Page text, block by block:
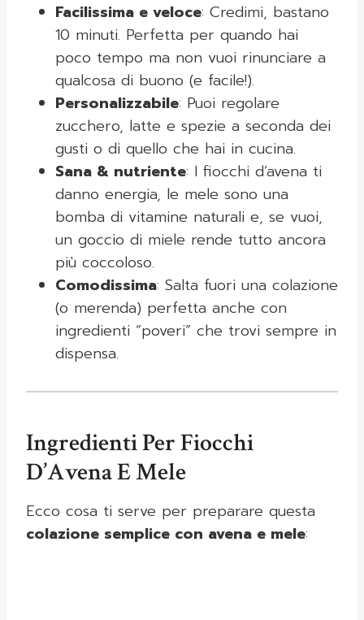
Facilissima e veloce: Credimi, bastano
10 minuti. Perfetta per quando hai
poco tempo ma non vuoi rinunciare a
qualcosa di buono (e facile!).
Personalizzabile: Puoi regolare
zucchero, latte e spezie a seconda dei
gusti o di quello che hai in cucina.
Sana & nutriente: I fiocchi d’avena ti
danno energia, le mele sono una
bomba di vitamine naturali e, se vuoi,
un goccio di miele rende tutto ancora
più coccoloso.
Comodissima: Salta fuori una colazione
(o merenda) perfetta anche con
ingredienti “poveri” che trovi sempre in
dispensa.
Ingredienti Per Fiocchi
D’Avena E Mele
Ecco cosa ti serve per preparare questa
colazione semplice con avena e mele: